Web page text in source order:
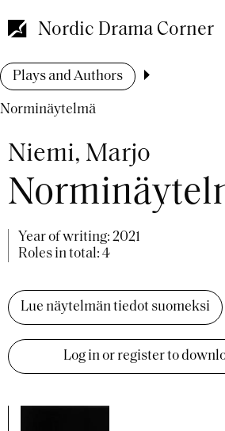
to
main
Nordic Drama Corner
Breadcrumb
Plays and Authors
Norminäytelmä
Niemi, Marjo
Year of writing: 2021
Roles in total: 4
Lue näytelmän tiedot suomeksi
Log in or register to